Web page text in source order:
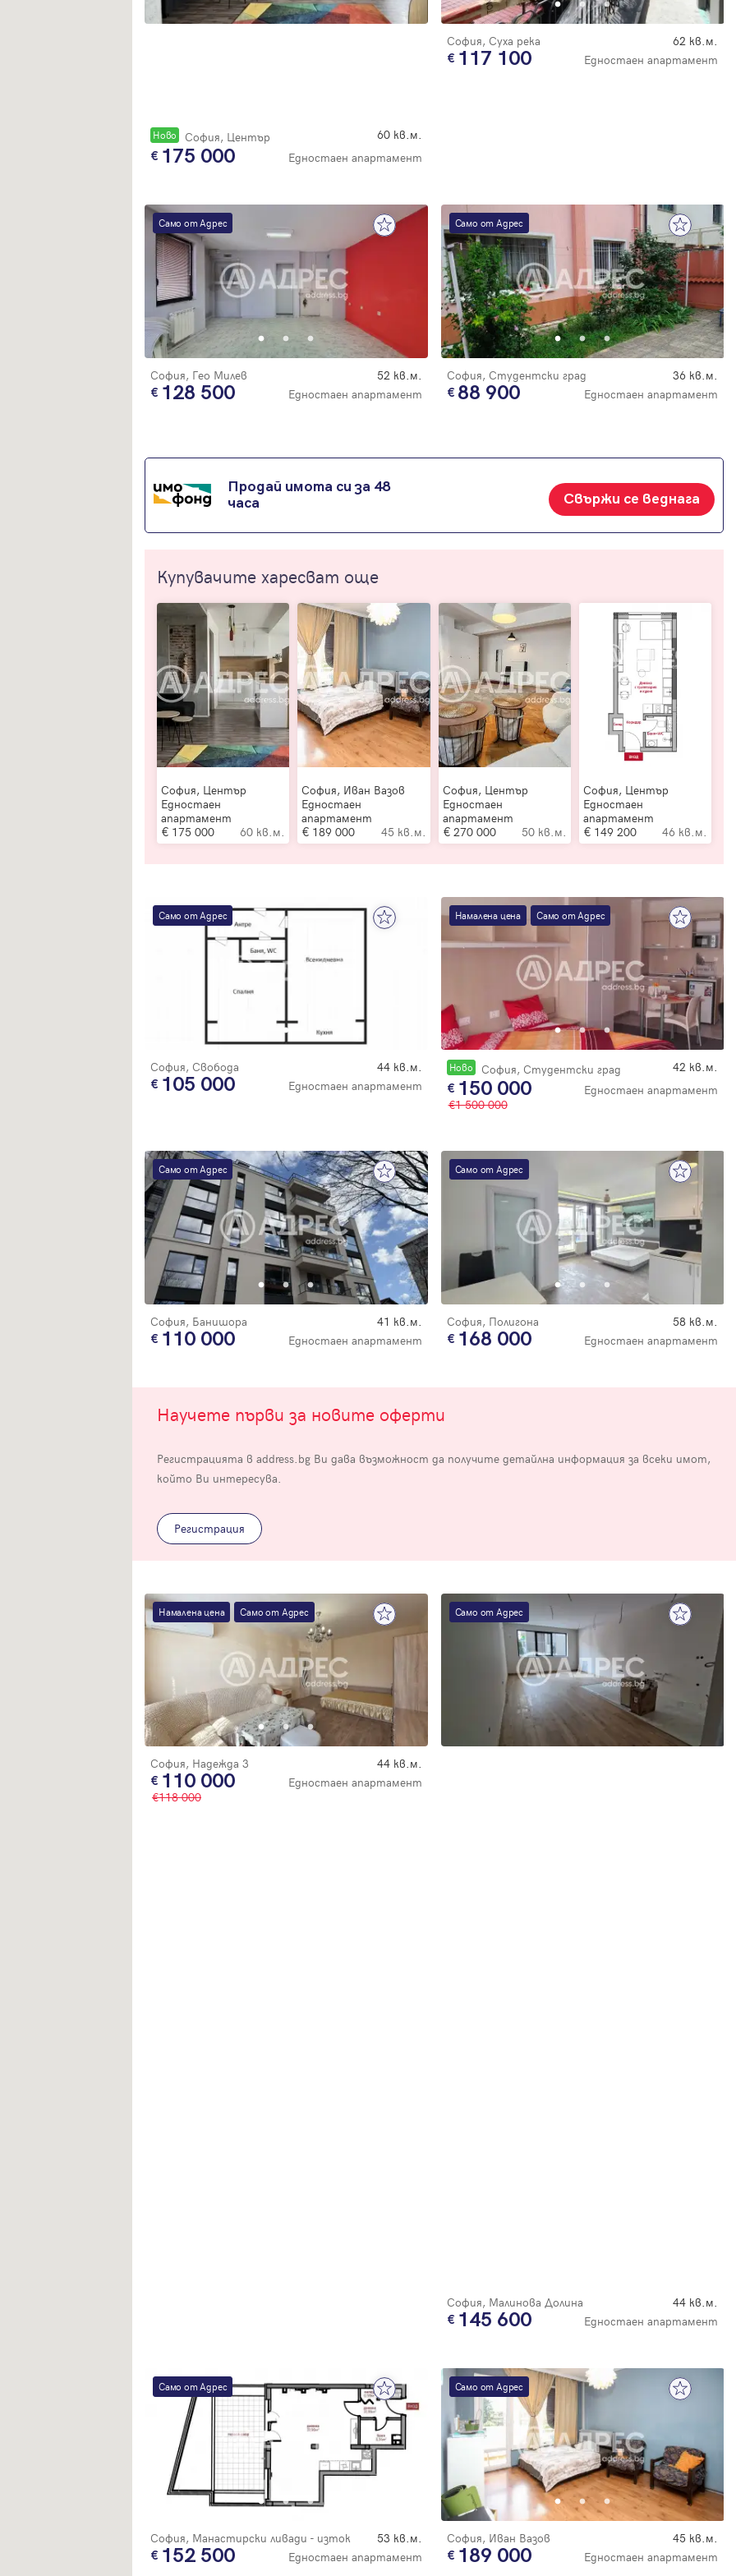
Новo София, Център 60 кв.м.
175 000 Едностаен апартамент
София, Суха река 62 кв.м.
117 100 Едностаен апартамент
Само от Адрес
София, Гео Милев 52 кв.м.
128 500 Едностаен апартамент
Само от Адрес
София, Студентски град 36 кв.м.
88 900 Едностаен апартамент
Продай имота си за 48
часа
Свържи се веднага
Купувачите харесват още
София, Център
Едностаен
апартамент
175 000
60 кв.м.
София, Иван Вазов
Едностаен
апартамент
189 000
45 кв.м.
София, Център
Едностаен
апартамент
270 000
50 кв.м.
София, Център
Едностаен
апартамент
149 200
46 кв.м.
Само от Адрес
София, Свобода 44 кв.м.
105 000 Едностаен апартамент
Намалена цена Само от Адрес
Новo София, Студентски град 42 кв.м.
150 000
Едностаен апартамент
1 500 000
Само от Адрес
София, Банишора 41 кв.м.
110 000 Едностаен апартамент
Само от Адрес
София, Полигона 58 кв.м.
168 000 Едностаен апартамент
Научете първи за новите оферти
Регистрацията в address.bg Ви дава възможност да получите детайлна информация за всеки имот,
който Ви интересува.
Регистрация
Намалена цена Само от Адрес
София, Надежда 3 44 кв.м.
110 000
Едностаен апартамент
118 000
Само от Адрес
София, Малинова Долина 44 кв.м.
145 600 Едностаен апартамент
Само от Адрес
София, Манастирски ливади - изток 53 кв.м.
152 500 Едностаен апартамент
Само от Адрес
София, Иван Вазов 45 кв.м.
189 000 Едностаен апартамент
ви! Проверете имейл адрес си, за да активирате
ви! Очаквайте скоро да се свържем с вас!
с профила си, за да разгледате повече снимки и да получите
Продължи с Facebook
Вход с имейл
Регистрация